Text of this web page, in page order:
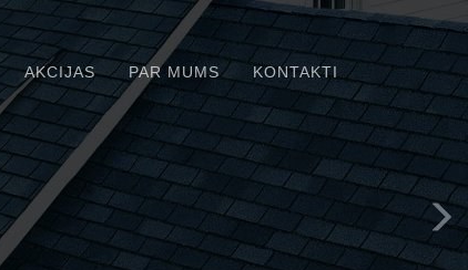
AKCIJAS PAR MUMS KONTAKTI